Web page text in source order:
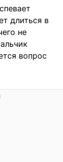
длиться в
не
вопрос